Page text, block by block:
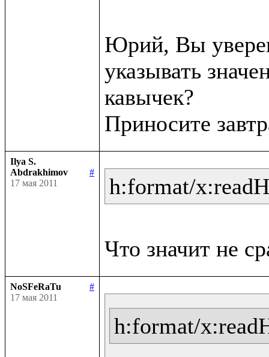
Юрий, Вы
указывать
кавычек?
Ilya S.
Abdrakhimov
#
17 мая 2011
h:format/
NoSFeRaTu
#
17 мая 2011
h:format/